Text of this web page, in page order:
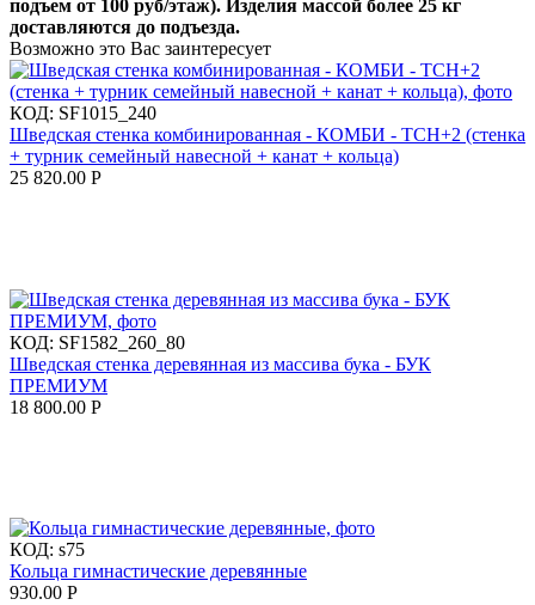
подъем от 100 руб/этаж). Изделия массой более 25 кг
доставляются до подъезда.
Возможно это Вас заинтересует
КОД: SF1015_240
Шведская стенка комбинированная - КОМБИ - ТСН+2 (стенка
+ турник семейный навесной + канат + кольца)
25 820.00 Р
КОД: SF1582_260_80
Шведская стенка деревянная из массива бука - БУК
ПРЕМИУМ
18 800.00 Р
КОД: s75
Кольца гимнастические деревянные
930.00 Р